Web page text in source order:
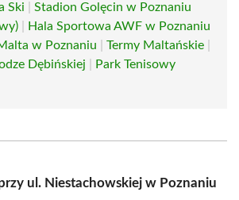
Ski
Stadion Golęcin w Poznaniu
Hala Sportowa AWF w Poznaniu
w Poznaniu Termy Maltańskie
Dębińskiej
Park Tenisowy
ul. Niestachowskiej w Poznaniu